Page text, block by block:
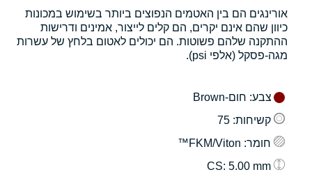
אורינגים הם בין האטמים הנפוצים ביותר בשימוש במכונות
כיוון שהם אינם יקרים, הם קלים לייצור, אמינים ודרישות
ההתקנה שלהם פשוטות. הם יכולים לאטום בלחץ של עשרות
מגה-פסקל (אלפי psi).
צבע: חום-Brown
קשיחות: 75
חומר: FKM/Viton™
: 5.00 mm